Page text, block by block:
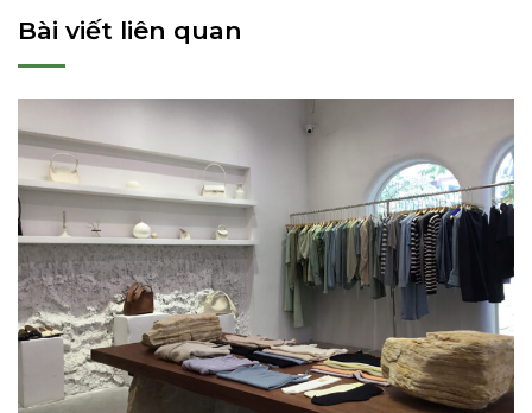
Bài viết liên quan